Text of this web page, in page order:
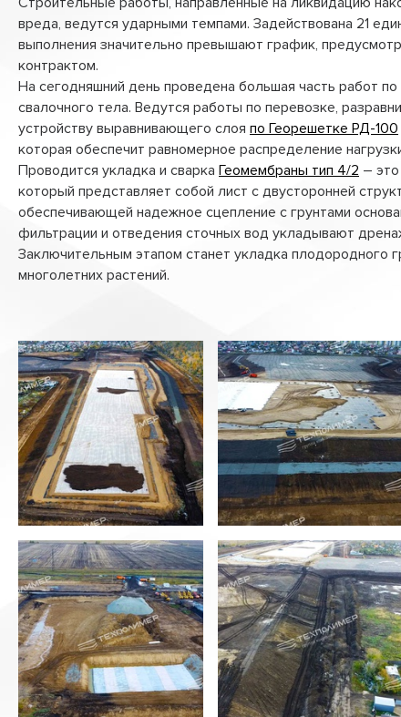
Лотки водоотводные
Стабигрунт
Труба перфорированная ПЭ
Трубы «ТехноКобра»
вреда, ведутся ударными темпами. Задействована 21
выполнения значительно превышают график,
контрактом.
На сегодняшний день проведена большая часть работ
свалочного тела. Ведутся работы по перевозке,
устройству выравнивающего слоя по Георешетке РД-100
которая обеспечит равномерное распределение
Проводится укладка и сварка Геомембраны тип 4/2 –
который представляет собой лист с двусторонней
обеспечивающей надежное сцепление с грунтами
фильтрации и отведения сточных вод укладывают
Заключительным этапом станет укладка плодородного
многолетних растений.